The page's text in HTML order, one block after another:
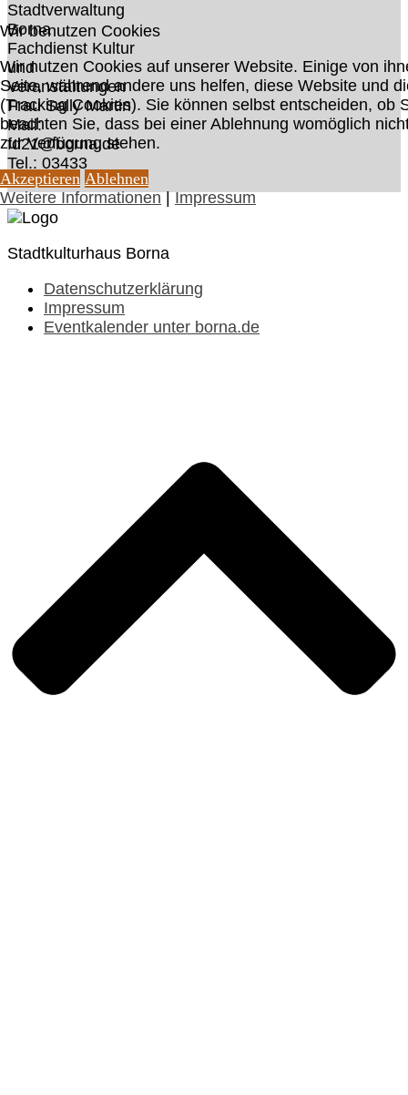
Stadtverwaltung
Borna
Fachdienst Kultur
und
Veranstaltungen
Frau Sally Martin
Mail:
fd21@borna.de
Tel.: 03433
209773
Stadtkulturhaus Borna
Datenschutzerklärung
Impressum
Eventkalender unter borna.de
Wir benutzen Cookies
Wir nutzen Cookies auf unserer Website. Einige von
Seite, während andere uns helfen, diese Website und
(Tracking Cookies). Sie können selbst entscheiden, ob
beachten Sie, dass bei einer Ablehnung womöglich
zur Verfügung stehen.
Akzeptieren Ablehnen
Weitere Informationen|Impressum